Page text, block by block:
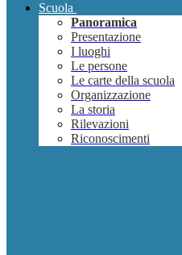
Scuola
Panoramica
Presentazione
I luoghi
Le persone
Le carte della scuola
Organizzazione
La storia
Rilevazioni
Riconoscimenti